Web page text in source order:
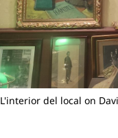
L'interior del local on